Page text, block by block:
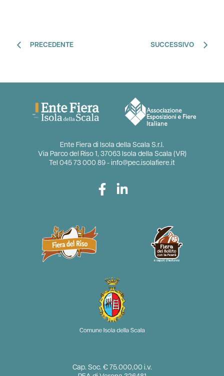
PRECEDENTE SUCCESSIVO
Ente Fiera di Isola della Scala S.r.l.
Via Parco del Riso 1, 37063 Isola della Scala (VR)
Tel 045 73 000 89 - info@pec.isolafiere.it
Cap. Soc. € 75.000,00 i.v.